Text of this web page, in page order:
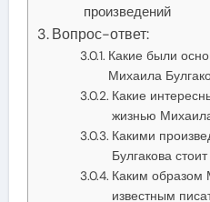
произведений
Вопрос-ответ:
Какие были
Михаила
Какие
жизнью
Какими
Булгакова
Каким образом
известным